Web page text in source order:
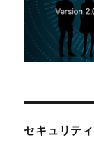
セキュリテ